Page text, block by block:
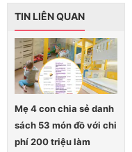
TIN LIÊN QUAN
Mẹ 4 con chia sẻ danh
sách 53 món đồ với chi
phí 200 triệu làm